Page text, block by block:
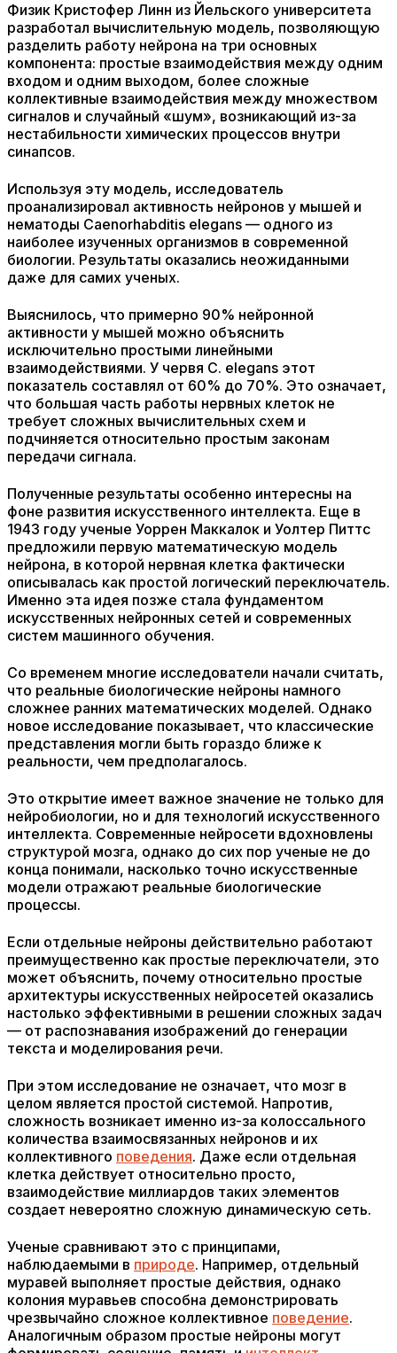
Физик Кристофер Линн из Йельского университета
разработал вычислительную модель, позволяющую
разделить работу нейрона на три основных
компонента: простые взаимодействия между одним
входом и одним выходом, более сложные
коллективные взаимодействия между множеством
сигналов и случайный «шум», возникающий из-за
нестабильности химических процессов внутри
синапсов.
Используя эту модель, исследователь
проанализировал активность нейронов у мышей и
нематоды Caenorhabditis elegans — одного из
наиболее изученных организмов в современной
биологии. Результаты оказались неожиданными
даже для самих ученых.
Выяснилось, что примерно 90% нейронной
активности у мышей можно объяснить
исключительно простыми линейными
взаимодействиями. У червя C. elegans этот
показатель составлял от 60% до 70%. Это означает,
что большая часть работы нервных клеток не
требует сложных вычислительных схем и
подчиняется относительно простым законам
передачи сигнала.
Полученные результаты особенно интересны на
фоне развития искусственного интеллекта. Еще в
1943 году ученые Уоррен Маккалок и Уолтер Питтс
предложили первую математическую модель
нейрона, в которой нервная клетка фактически
описывалась как простой логический переключатель.
Именно эта идея позже стала фундаментом
искусственных нейронных сетей и современных
систем машинного обучения.
Со временем многие исследователи начали считать,
что реальные биологические нейроны намного
сложнее ранних математических моделей. Однако
новое исследование показывает, что классические
представления могли быть гораздо ближе к
реальности, чем предполагалось.
Это открытие имеет важное значение не только для
нейробиологии, но и для технологий искусственного
интеллекта. Современные нейросети вдохновлены
структурой мозга, однако до сих пор ученые не до
конца понимали, насколько точно искусственные
модели отражают реальные биологические
процессы.
Если отдельные нейроны действительно работают
преимущественно как простые переключатели, это
может объяснить, почему относительно простые
архитектуры искусственных нейросетей оказались
настолько эффективными в решении сложных задач
— от распознавания изображений до генерации
текста и моделирования речи.
При этом исследование не означает, что мозг в
целом является простой системой. Напротив,
сложность возникает именно из-за колоссального
количества взаимосвязанных нейронов и их
коллективного поведения. Даже если отдельная
клетка действует относительно просто,
взаимодействие миллиардов таких элементов
создает невероятно сложную динамическую сеть.
Ученые сравнивают это с принципами,
наблюдаемыми в природе. Например, отдельный
муравей выполняет простые действия, однако
колония муравьев способна демонстрировать
чрезвычайно сложное коллективное поведение.
Аналогичным образом простые нейроны могут